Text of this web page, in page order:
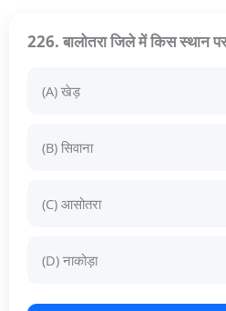
226. बालोतरा जिले में किस स्थान पर
(A) खेड़
(B) सिवाना
(C) आसोतरा
(D) नाकोड़ा